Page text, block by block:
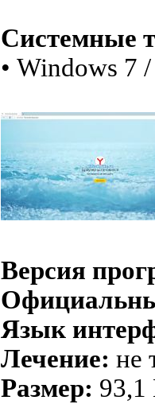
Системные
• Windows 7
Версия
Язык
Лечение: не
Размер: 93,1